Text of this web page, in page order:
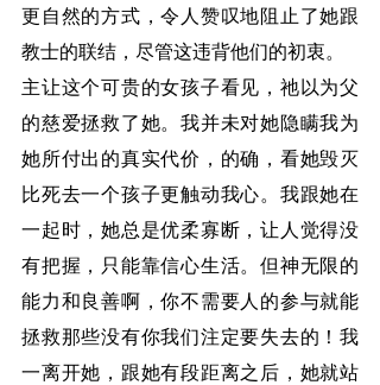
更自然的方式，令人赞叹地阻止了她跟
教士的联结，尽管这违背他们的初衷。
主让这个可贵的女孩子看见，祂以为父
的慈爱拯救了她。我并未对她隐瞒我为
她所付出的真实代价，的确，看她毁灭
比死去一个孩子更触动我心。我跟她在
一起时，她总是优柔寡断，让人觉得没
有把握，只能靠信心生活。但神无限的
能力和良善啊，你不需要人的参与就能
拯救那些没有你我们注定要失去的！我
一离开她，跟她有段距离之后，她就站